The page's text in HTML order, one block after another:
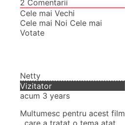
2 Comentarii
Cele mai Vechi
Cele mai Noi Cele mai
Votate
Netty
Vizitator
acum 3 years
Multumesc pentru acest film
, care a tratat o tema atat